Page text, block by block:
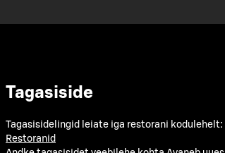
Tagasiside
Tagasisidelingid leiate iga restorani kodulehelt:
Restoranid